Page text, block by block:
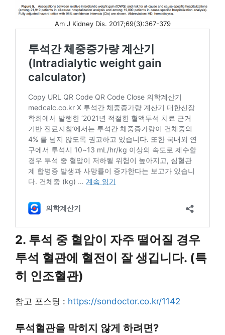
Am J Kidney Dis. 2017;69(3):367-379
2. 투석 중 혈압이 자주 떨어질 경우
투석 혈관에 혈전이 잘 생깁니다. (특
히 인조혈관)
참고 포스팅 : https://sondoctor.co.kr/1142
투석혈관을 막히지 않게 하려면?